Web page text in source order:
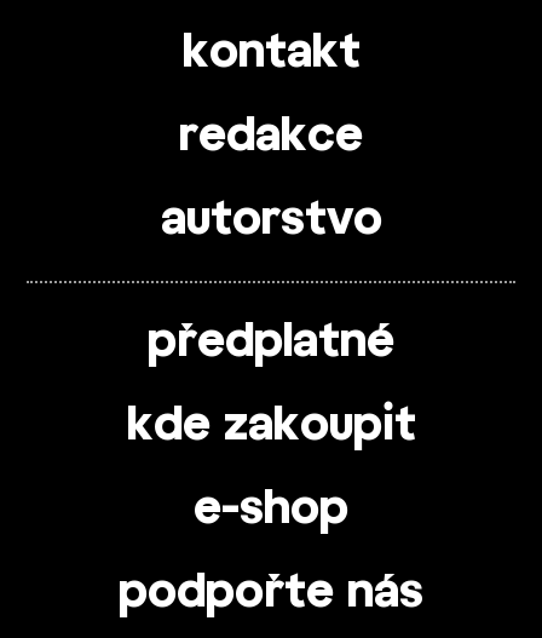
kontakt
redakce
autorstvo
předplatné
kde zakoupit
e-shop
podpořte nás